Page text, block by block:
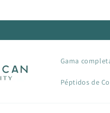
Gama
Péptidos de